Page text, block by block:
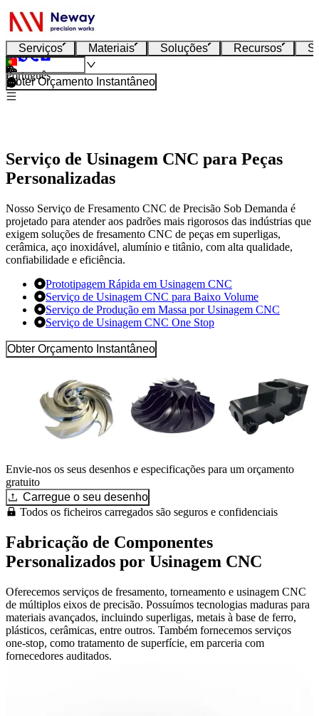
Serviços Materiais Soluções Recursos
Português
Obter Orçamento Instantâneo
Serviço de Usinagem CNC para Peças
Personalizadas
Nosso Serviço de Fresamento CNC de Precisão Sob Demanda é
projetado para atender aos padrões mais rigorosos das indústrias que
exigem soluções de fresamento CNC de peças em superligas,
cerâmica, aço inoxidável, alumínio e titânio, com alta qualidade,
confiabilidade e eficiência.
Prototipagem Rápida em Usinagem CNC
Serviço de Usinagem CNC para Baixo Volume
Serviço de Produção em Massa por Usinagem CNC
Serviço de Usinagem CNC One Stop
Obter Orçamento Instantâneo
Envie-nos os seus desenhos e especificações para um orçamento
gratuito
Carregue o seu desenho
Todos os ficheiros carregados são seguros e confidenciais
Fabricação de Componentes
Personalizados por Usinagem CNC
Oferecemos serviços de fresamento, torneamento e usinagem CNC
de múltiplos eixos de precisão. Possuímos tecnologias maduras para
materiais avançados, incluindo superligas, metais à base de ferro,
plásticos, cerâmicas, entre outros. Também fornecemos serviços
one-stop, como tratamento de superfície, em parceria com
fornecedores auditados.